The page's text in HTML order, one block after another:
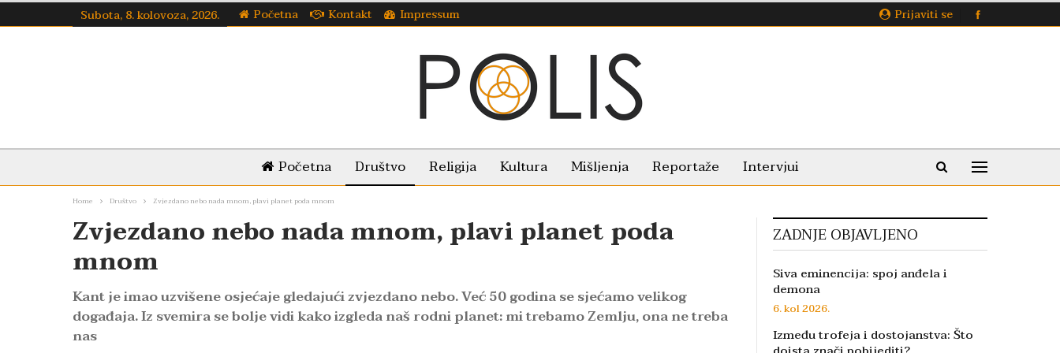
Prijaviti se
Subota, 8. kolovoza, 2026. Početna Kontakt Impressum
Početna Društvo Religija Kultura Mišljenja Reportaže Intervjui
Home Društvo Zvjezdano nebo nada mnom, plavi planet poda mnom
Zvjezdano nebo nada mnom, plavi planet poda
mnom
Kant je imao uzvišene osjećaje gledajući zvjezdano nebo. Već 50 godina se sjećamo velikog
događaja. Iz svemira se bolje vidi kako izgleda naš rodni planet: mi trebamo Zemlju, ona ne treba
nas
ZADNJE OBJAVLJENO
Siva eminencija: spoj anđela i
demona
6. kol 2026.
Između trofeja i dostojanstva: Što